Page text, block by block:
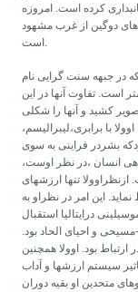
کرده است. امروزه
دوگین از غرب مشهود
است.
است که در جبهه سنت گرایی نام
است. تفاوت آنها در این
کشید و آنها را شکلی
با برابری،لیبرالیسم،
بشردر فراینی به سوی
انسان ،در نظر اوست،
تنها ارزشهای
این امر در نظراو به
درایتالیا استقبال
و احیای الحاد بود.
بود. اوولا همچنین
سیستم ارزشها و آداب
متحدین او بقیه دوران